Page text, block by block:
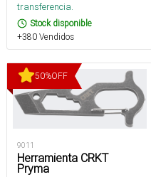
transferencia.
Stock disponible
+380 Vendidos
50%OFF
9011
Herramienta CRKT
Pryma